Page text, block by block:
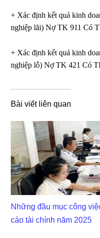
+ Xác định kết quả kinh
nghiệp lãi) Nợ TK 911 Có
+ Xác định kết quả kinh
nghiệp lỗ) Nợ TK 421 Có
Bài viết liên quan
Những đầu mục công
cáo tài chính năm 2025